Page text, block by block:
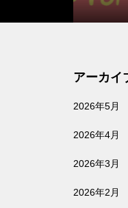
山仁さ
0日、6
アーカイ
2026年5月
2026年4月
2026年3月
2026年2月